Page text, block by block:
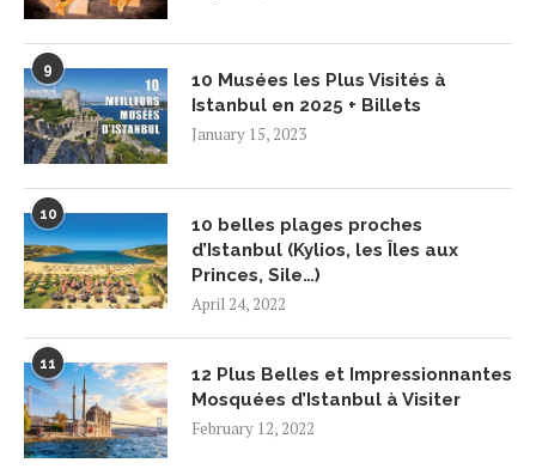
9
10 Musées les Plus Visités à
Istanbul en 2025 + Billets
January 15, 2023
10
10 belles plages proches
d’Istanbul (Kylios, les Îles aux
Princes, Sile…)
April 24, 2022
11
12 Plus Belles et Impressionnantes
Mosquées d’Istanbul à Visiter
February 12, 2022